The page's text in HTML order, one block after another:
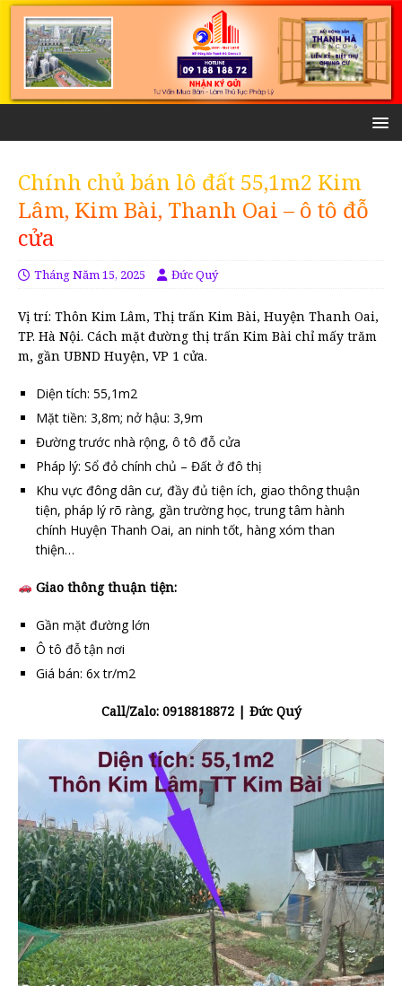
Chính chủ bán lô đất 55,1m2 Kim
Lâm, Kim Bài, Thanh Oai – ô tô đỗ
cửa
Tháng Năm 15, 2025 Đức Quý
Vị trí: Thôn Kim Lâm, Thị trấn Kim Bài, Huyện Thanh Oai,
TP. Hà Nội. Cách mặt đường thị trấn Kim Bài chỉ mấy trăm
m, gần UBND Huyện, VP 1 cửa.
Diện tích: 55,1m2
Mặt tiền: 3,8m; nở hậu: 3,9m
Đường trước nhà rộng, ô tô đỗ cửa
Pháp lý: Sổ đỏ chính chủ – Đất ở đô thị
Khu vực đông dân cư, đầy đủ tiện ích, giao thông thuận
tiện, pháp lý rõ ràng, gần trường học, trung tâm hành
chính Huyện Thanh Oai, an ninh tốt, hàng xóm than
thiện…
Giao thông thuận tiện:
Gần mặt đường lớn
Ô tô đỗ tận nơi
Giá bán: 6x tr/m2
Call/Zalo: 0918818872 | Đức Quý